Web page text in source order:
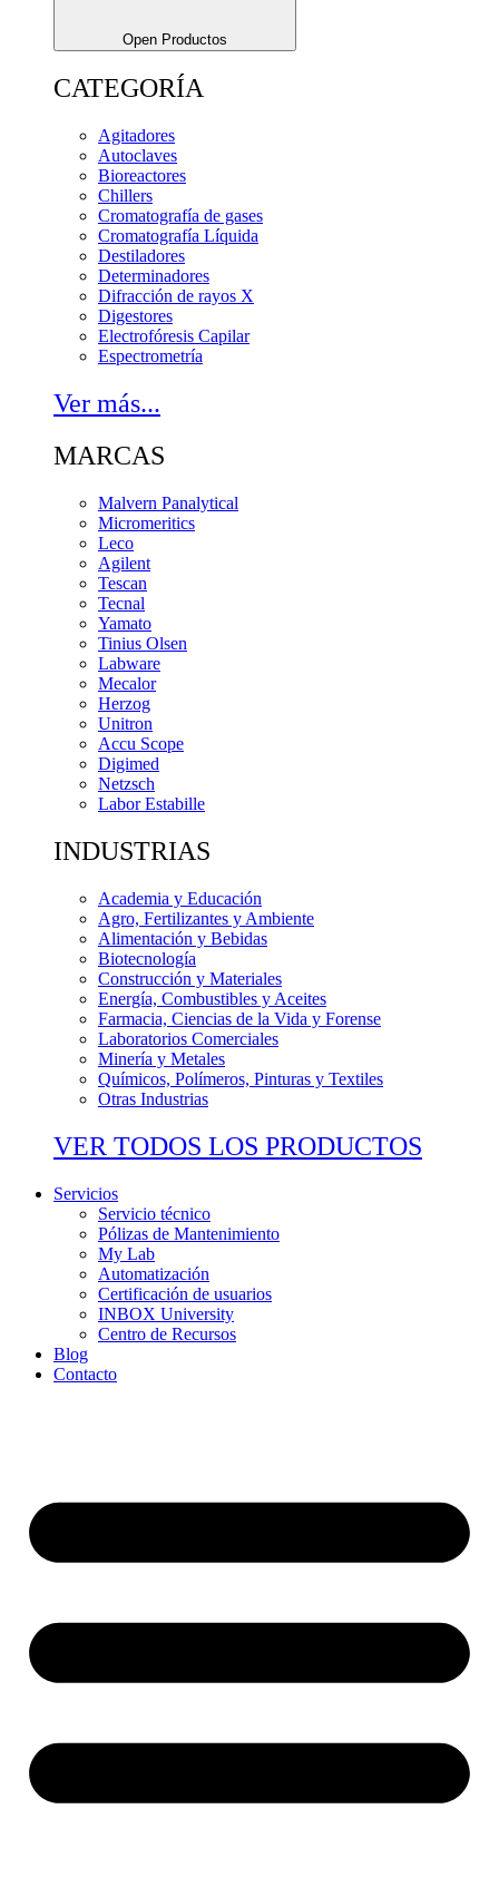
Open Productos
CATEGORÍA
Agitadores
Autoclaves
Bioreactores
Chillers
Cromatografía de gases
Cromatografía Líquida
Destiladores
Determinadores
Difracción de rayos X
Digestores
Electrofóresis Capilar
Espectrometría
Ver más...
MARCAS
Malvern Panalytical
Micromeritics
Leco
Agilent
Tescan
Tecnal
Yamato
Tinius Olsen
Labware
Mecalor
Herzog
Unitron
Accu Scope
Digimed
Netzsch
Labor Estabille
INDUSTRIAS
Academia y Educación
Agro, Fertilizantes y Ambiente
Alimentación y Bebidas
Biotecnología
Construcción y Materiales
Energía, Combustibles y Aceites
Farmacia, Ciencias de la Vida y Forense
Laboratorios Comerciales
Minería y Metales
Químicos, Polímeros, Pinturas y Textiles
Otras Industrias
VER TODOS LOS PRODUCTOS
Servicios
Servicio técnico
Pólizas de Mantenimiento
My Lab
Automatización
Certificación de usuarios
INBOX University
Centro de Recursos
Blog
Contacto